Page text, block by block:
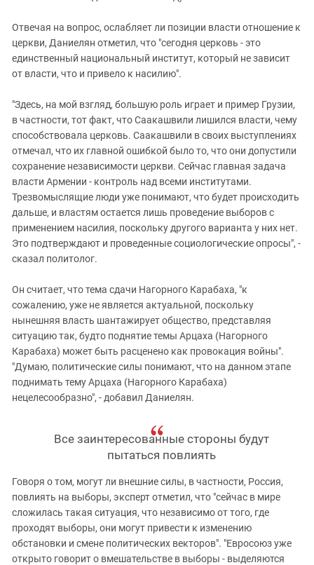
Отвечая на вопрос, ослабляет ли позиции власти отношение к
церкви, Даниелян отметил, что "сегодня церковь - это
единственный национальный институт, который не зависит
от власти, что и привело к насилию".
"Здесь, на мой взгляд, большую роль играет и пример Грузии,
в частности, тот факт, что Саакашвили лишился власти, чему
способствовала церковь. Саакашвили в своих выступлениях
отмечал, что их главной ошибкой было то, что они допустили
сохранение независимости церкви. Сейчас главная задача
власти Армении - контроль над всеми институтами.
Трезвомыслящие люди уже понимают, что будет происходить
дальше, и властям остается лишь проведение выборов с
применением насилия, поскольку другого варианта у них нет.
Это подтверждают и проведенные социологические опросы", -
сказал политолог.
Он считает, что тема сдачи Нагорного Карабаха, "к
сожалению, уже не является актуальной, поскольку
нынешняя власть шантажирует общество, представляя
ситуацию так, будто поднятие темы Арцаха (Нагорного
Карабаха) может быть расценено как провокация войны".
"Думаю, политические силы понимают, что на данном этапе
поднимать тему Арцаха (Нагорного Карабаха)
нецелесообразно", - добавил Даниелян.
Все заинтересованные стороны будут
пытаться повлиять
Говоря о том, могут ли внешние силы, в частности, Россия,
повлиять на выборы, эксперт отметил, что "сейчас в мире
сложилась такая ситуация, что независимо от того, где
проходят выборы, они могут привести к изменению
обстановки и смене политических векторов". "Евросоюз уже
открыто говорит о вмешательстве в выборы - выделяются